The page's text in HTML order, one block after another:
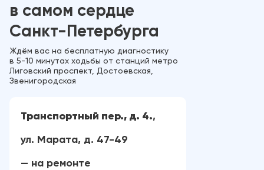
в самом сердце
Санкт-Петербурга
Ждём вас на бесплатную диагностику
в 5-10 минутах ходьбы от станций метро
Лиговский проспект, Достоевская,
Звенигородская
Транспортный пер., д. 4.,
ул. Марата, д. 47-49
— на ремонте